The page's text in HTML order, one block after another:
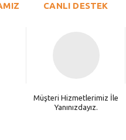
CANLI DESTEK
Müşteri Hizmetlerimiz İle
Yanınızdayız.